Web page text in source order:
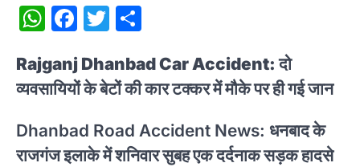
WhatsApp
Facebook
Twitter
Rajganj Dhanbad Car Accident: दो
व्यवसायियों के बेटों की कार टक्कर में मौके पर ही गई जान
Dhanbad Road Accident News: धनबाद के
राजगंज इलाके में शनिवार सुबह एक दर्दनाक सड़क हादसे